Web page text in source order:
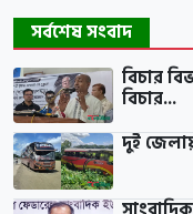
সর্বশেষ সংবাদ
বিচার
বিচার...
দুই